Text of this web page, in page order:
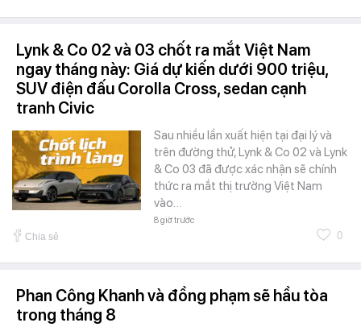
Lynk & Co 02 và 03 chốt ra mắt Việt Nam
ngay tháng này: Giá dự kiến dưới 900 triệu,
SUV điện đấu Corolla Cross, sedan cạnh
tranh Civic
Sau nhiều lần xuất hiện tại đại lý và
trên đường thử, Lynk & Co 02 và Lynk
& Co 03 đã được xác nhận sẽ chính
thức ra mắt thị trường Việt Nam
vào…
8 giờ trước
Chia sẻ 0
Phan Công Khanh và đồng phạm sẽ hầu tòa
trong tháng 8